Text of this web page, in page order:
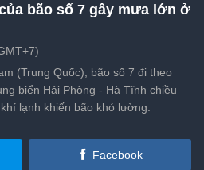
bão số 7 gây mưa lớn ở
(Trung Quốc), bão số 7 đi theo
biển Hải Phòng - Hà Tĩnh chiều
lạnh khiến bão khó lường.
Facebook